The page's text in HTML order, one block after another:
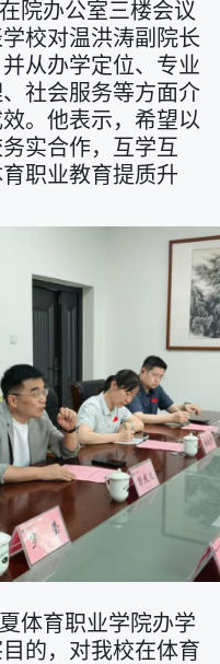
院办公室三楼会议
校对温洪涛副院长
从办学定位、专业
社会服务等方面介
。他表示，希望以
实合作，互学互
职业教育提质升
体育职业学院办学
的，对我校在体育